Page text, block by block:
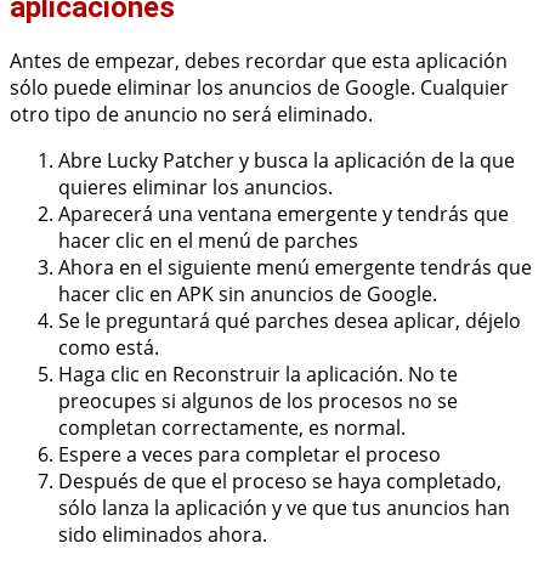
Antes de empezar, debes recordar que esta aplicación
sólo puede eliminar los anuncios de Google. Cualquier
otro tipo de anuncio no será eliminado.
Abre Lucky Patcher y busca la aplicación de la que
quieres eliminar los anuncios.
Aparecerá una ventana emergente y tendrás que
hacer clic en el menú de parches
Ahora en el siguiente menú emergente tendrás que
hacer clic en APK sin anuncios de Google.
Se le preguntará qué parches desea aplicar, déjelo
como está.
Haga clic en Reconstruir la aplicación. No te
preocupes si algunos de los procesos no se
completan correctamente, es normal.
Espere a veces para completar el proceso
Después de que el proceso se haya completado,
sólo lanza la aplicación y ve que tus anuncios han
sido eliminados ahora.